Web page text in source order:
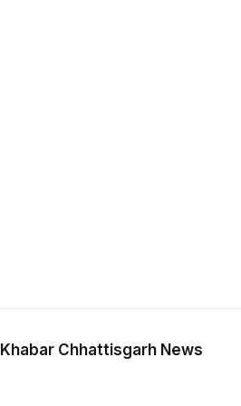
Khabar Chhattisgarh News